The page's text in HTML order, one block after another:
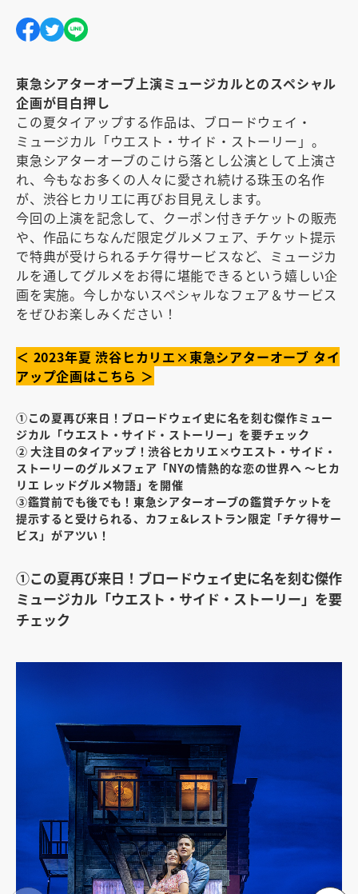
東急シアターオーブ上演ミュージカルとのスペシャル
企画が目白押し
この夏タイアップする作品は、ブロードウェイ・
ミュージカル「ウエスト・サイド・ストーリー」。
東急シアターオーブのこけら落とし公演として上演さ
れ、今もなお多くの人々に愛され続ける珠玉の名作
が、渋谷ヒカリエに再びお目見えします。
今回の上演を記念して、クーポン付きチケットの販売
や、作品にちなんだ限定グルメフェア、チケット提示
で特典が受けられるチケ得サービスなど、ミュージカ
ルを通してグルメをお得に堪能できるという嬉しい企
画を実施。今しかないスペシャルなフェア＆サービス
をぜひお楽しみください！
＜ 2023年夏 渋谷ヒカリエ×東急シアターオーブ タイ
アップ企画はこちら ＞
①この夏再び来日！ブロードウェイ史に名を刻む傑作ミュー
ジカル「ウエスト・サイド・ストーリー」を要チェック
② 大注目のタイアップ！渋谷ヒカリエ×ウエスト・サイド・
ストーリーのグルメフェア「NYの情熱的な恋の世界へ 〜ヒカ
リエ レッドグルメ物語」を開催
③鑑賞前でも後でも！東急シアターオーブの鑑賞チケットを
提示すると受けられる、カフェ&レストラン限定「チケ得サー
ビス」がアツい！
①この夏再び来日！ブロードウェイ史に名を刻む傑作
ミュージカル「ウエスト・サイド・ストーリー」を要
チェック